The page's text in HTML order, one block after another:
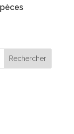
Rechercher